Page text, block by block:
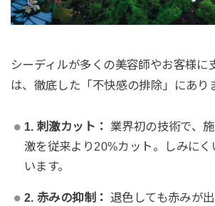
シーディルが多くの美容師やお客様に
は、徹底した「不快感の排除」にあり
1. 刺激カット：
業界初の技術で、
激を従来より20%カット。しみにく
います。
2. 赤みの抑制：
退色しても赤みが